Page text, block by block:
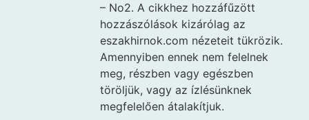
– No2. A cikkhez hozzáfűzött
hozzászólások kizárólag az
eszakhirnok.com nézeteit tükrözik.
Amennyiben ennek nem felelnek
meg, részben vagy egészben
töröljük, vagy az ízlésünknek
megfelelően átalakítjuk.